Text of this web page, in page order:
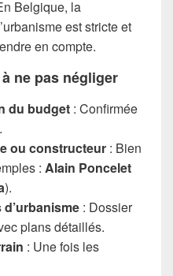
Belgique, la
est stricte et
en compte.
ne pas négliger
du budget : Confirmée
ou constructeur : Bien
: Alain Poncelet
).
: Dossier
plans détaillés.
: Une fois les